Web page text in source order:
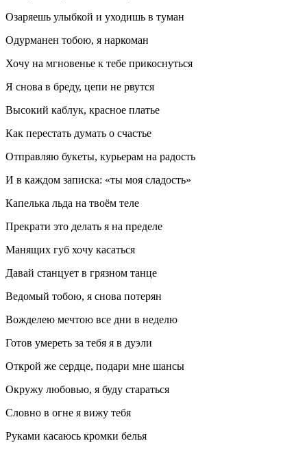
Озаряешь улыбкой и уходишь в туман
Одурманен тобою, я наркоман
Хочу на мгновенье к тебе прикоснуться
Я снова в бреду, цепи не рвутся
Высокий каблук, красное платье
Как перестать думать о счастье
Отправляю букеты, курьерам на радость
И в каждом записка: «ты моя сладость»
Капелька льда на твоём теле
Прекрати это делать я на пределе
Манящих губ хочу касаться
Давай станцует в грязном танце
Ведомый тобою, я снова потерян
Вожделею мечтою все дни в неделю
Готов умереть за тебя я в дуэли
Открой же сердце, подари мне шансы
Окружу любовью, я буду стараться
Словно в огне я вижу тебя
Руками касаюсь кромки белья